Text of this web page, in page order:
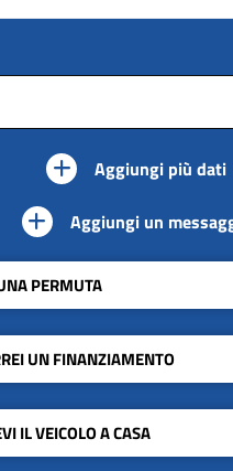
Aggiungi più dati
Aggiungi un
PERMUTA
UN FINANZIAMENTO
IL VEICOLO A CASA